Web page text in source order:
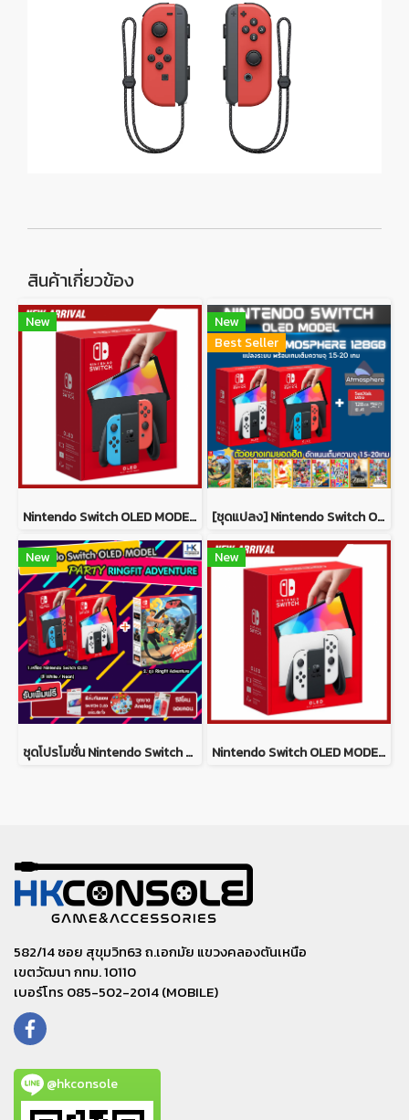
สินค้าเกี่ยวข้อง
New
Nintendo Switch OLED MODEL *NEON(ประกันศูนย์ Synnex ไทย)
New
Best Seller
[ชุดแปลง] Nintendo Switch OLED MODEL ชุด ระบบ AtmosPhere 128 GB พร้อมเล่นเกมเต็มความจุ 15-20 เกมเต็ม
New
ชุดโปรโมชั่น Nintendo Switch OLED Model + Ringfit Adventure พร้อมรับของแถมจัดเต็มคุ้มค่าที่สุด
New
Nintendo Switch OLED MODEL *White(ประกันศูนย์ Synnex ไทย)
582/14 ซอย สุขุมวิท63 ถ.เอกมัย แขวงคลองตันเหนือ
เขตวัฒนา กทม. 10110
เบอร์โทร 085-502-2014 (MOBILE)
@hkconsole